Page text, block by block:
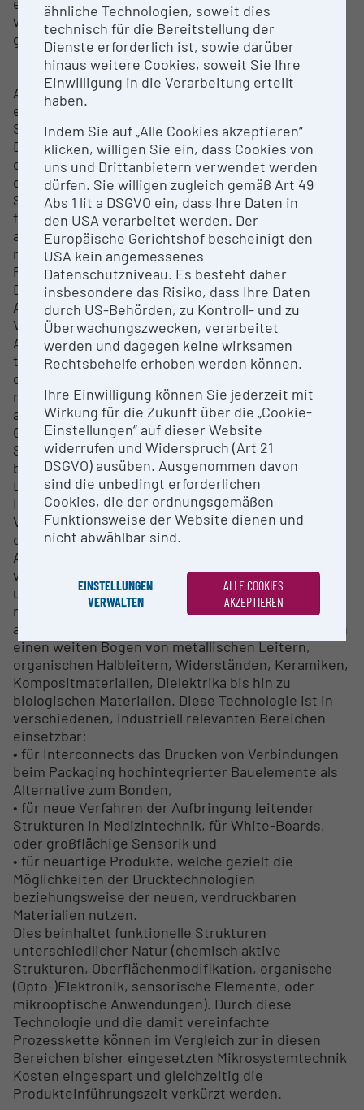
von mittels Inkjet gedruckten Strukturen zu
gewährleisten.
Aerosol-Jet-Druck ermöglicht die Herstellung
elektronischer, struktureller oder biologischer
Strukturen auf unterschiedlichsten Substraten.
Dazu werden funktionalisierte Tinten entweder
durch Ultraschall bzw. pneumatisch zerstäubt und
das entstehende Aerosol kontinuierlich über ein
Schlauchsystem zum Druckkopf geführt. Dieser
fokussiert den Aerosol-Strahl durch ein Schutzgas
auf die Substratoberfläche. Da sich die Düse ca. 1-5
mm über der Oberfläche befindet, stellt dieser
Prozess ein kontaktfreies
Direktstrukturierungsverfahren mit hoher
Auflösung dar und ermöglicht zudem auch die
Verwendung nicht planarer Substrate. Nach der
Abscheidung erfolgt typischerweise eine
thermische oder chemische Nachbehandlung um
die gewünschten elektrischen und/oder
mechanischen Eigenschaften sowie die Anhaftung
auf dem Substrat gewährleisten zu können. Im
Gegensatz zu ähnlichen
Strukturierungstechnologien ermöglicht das
beschriebene Verfahren die Verarbeitung von
Lösungen und Dispersionen mit einem gegenüber
Inkjet-Verfahren deutlich größeren
Viskositätsbereich (1-2500 mPa.s) und erreicht
dabei minimale Strukturbreiten von 10µm. In
Abhängigkeit der Prozessdauer und der
verwendeten Materialien ist es außerdem möglich,
unterschiedliche Schichtdicken zu generieren bzw.
mehrlagige Strukturen durch überdrucken
aufzubauen. Die verwendbaren Materialien spannen
einen weiten Bogen von metallischen Leitern,
organischen Halbleitern, Widerständen, Keramiken,
Kompositmaterialien, Dielektrika bis hin zu
biologischen Materialien. Diese Technologie ist in
verschiedenen, industriell relevanten Bereichen
einsetzbar:
• für Interconnects das Drucken von Verbindungen
beim Packaging hochintegrierter Bauelemente als
Alternative zum Bonden,
• für neue Verfahren der Aufbringung leitender
Strukturen in Medizintechnik, für White-Boards,
oder großflächige Sensorik und
• für neuartige Produkte, welche gezielt die
Möglichkeiten der Drucktechnologien
beziehungsweise der neuen, verdruckbaren
Materialien nutzen.
Dies beinhaltet funktionelle Strukturen
unterschiedlicher Natur (chemisch aktive
Strukturen, Oberflächenmodifikation, organische
(Opto-)Elektronik, sensorische Elemente, oder
mikrooptische Anwendungen). Durch diese
Technologie und die damit vereinfachte
Prozesskette können im Vergleich zur in diesen
Bereichen bisher eingesetzten Mikrosystemtechnik
Kosten eingespart und gleichzeitig die
Produkteinführungszeit verkürzt werden.
ähnliche Technologien, soweit dies
technisch für die Bereitstellung der
Dienste erforderlich ist, sowie darüber
hinaus weitere Cookies, soweit Sie Ihre
Einwilligung in die Verarbeitung erteilt
haben.
Indem Sie auf „Alle Cookies akzeptieren“
klicken, willigen Sie ein, dass Cookies von
uns und Drittanbietern verwendet werden
dürfen. Sie willigen zugleich gemäß Art 49
Abs 1 lit a DSGVO ein, dass Ihre Daten in
den USA verarbeitet werden. Der
Europäische Gerichtshof bescheinigt den
USA kein angemessenes
Datenschutzniveau. Es besteht daher
insbesondere das Risiko, dass Ihre Daten
durch US-Behörden, zu Kontroll- und zu
Überwachungszwecken, verarbeitet
werden und dagegen keine wirksamen
Rechtsbehelfe erhoben werden können.
Ihre Einwilligung können Sie jederzeit mit
Wirkung für die Zukunft über die „Cookie-
Einstellungen“ auf dieser Website
widerrufen und Widerspruch (Art 21
DSGVO) ausüben. Ausgenommen davon
sind die unbedingt erforderlichen
Cookies, die der ordnungsgemäßen
Funktionsweise der Website dienen und
nicht abwählbar sind.
EINSTELLUNGEN
VERWALTEN
ALLE COOKIES
AKZEPTIEREN